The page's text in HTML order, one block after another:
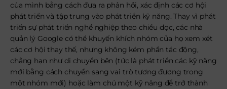
của mình bằng cách đưa ra phản hồi, xác định các cơ hội
phát triển và tập trung vào phát triển kỹ năng. Thay vì phát
triển sự phát triển nghề nghiệp theo chiều dọc, các nhà
quản lý Google có thể khuyến khích nhóm của họ xem xét
các cơ hội thay thế, nhưng không kém phần tác động,
chẳng hạn như di chuyển bên (tức là phát triển các kỹ năng
mới bằng cách chuyển sang vai trò tương đương trong
một nhóm mới) hoặc làm chủ một kỹ năng để trở thành